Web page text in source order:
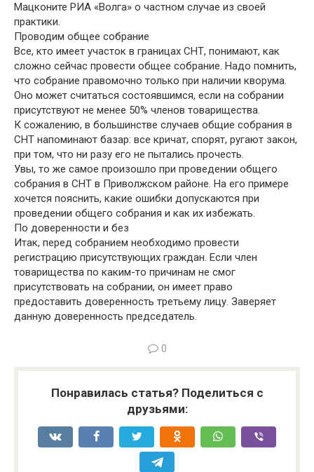
Мацконите РИА «Волга» о частном случае из своей
практики.
Проводим общее собрание
Все, кто имеет участок в границах СНТ, понимают, как
сложно сейчас провести общее собрание. Надо помнить,
что собрание правомочно только при наличии кворума.
Оно может считаться состоявшимся, если на собрании
присутствуют не менее 50% членов товарищества.
К сожалению, в большинстве случаев общие собрания в
СНТ напоминают базар: все кричат, спорят, ругают закон,
при том, что ни разу его не пытались прочесть.
Увы, то же самое произошло при проведении общего
собрания в СНТ в Приволжском районе. На его примере
хочется пояснить, какие ошибки допускаются при
проведении общего собрания и как их избежать.
По доверенности и без
Итак, перед собранием необходимо провести
регистрацию присутствующих граждан. Если член
товарищества по каким-то причинам не смог
присутствовать на собрании, он имеет право
предоставить доверенность третьему лицу. Заверяет
данную доверенность председатель.
0
Понравилась статья? Поделиться с
друзьями: